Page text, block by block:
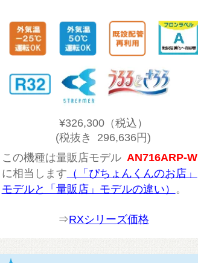
¥326,300（税込）
(税抜き 296,636円)
この機種は量販店モデル AN716ARP-W
に相当します （「ぴちょんくんのお店」
モデルと「量販店」モデルの違い）
。
⇒RXシリーズ価格